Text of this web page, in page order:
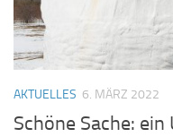
AKTUELLES 6. MÄRZ 2022
Schöne Sache: